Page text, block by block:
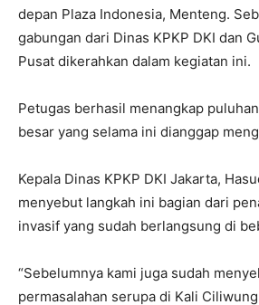
depan Plaza Indonesia, Menteng.
gabungan dari Dinas KPKP DKI dan
Pusat dikerahkan dalam kegiatan ini.
Petugas berhasil menangkap
besar yang selama ini dianggap
Kepala Dinas KPKP DKI Jakarta,
menyebut langkah ini bagian dari
invasif yang sudah berlangsung di
“Sebelumnya kami juga sudah
permasalahan serupa di Kali